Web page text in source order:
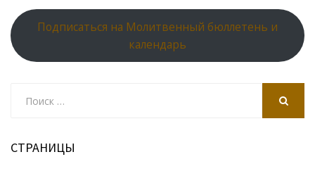
Подписаться на Молитвенный бюллетень и
календарь
СТРАНИЦЫ